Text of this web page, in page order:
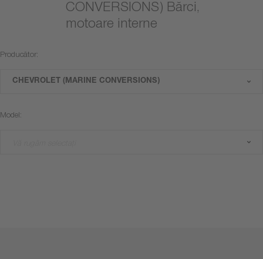
CONVERSIONS) Bărci,
motoare interne
Producător:
CHEVROLET (MARINE CONVERSIONS)
Model: